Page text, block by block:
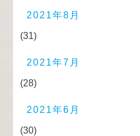
2021年8月
(31)
2021年7月
(28)
2021年6月
(30)